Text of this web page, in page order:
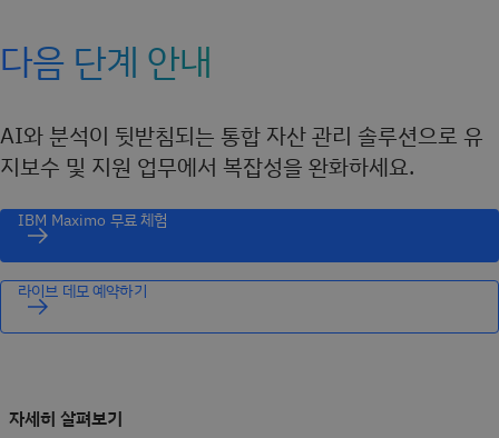
다음 단계 안내
AI와 분석이 뒷받침되는 통합 자산 관리 솔루션으로 유
지보수 및 지원 업무에서 복잡성을 완화하세요.
IBM Maximo 무료 체험
라이브 데모 예약하기
자세히 살펴보기